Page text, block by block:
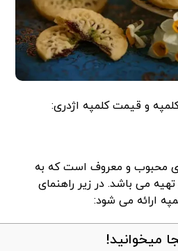
و قیمت کلمپه اژدری:
محبوب و معروف است که به
می باشد. در زیر راهنمای
ارائه می شود:
میخوانید!